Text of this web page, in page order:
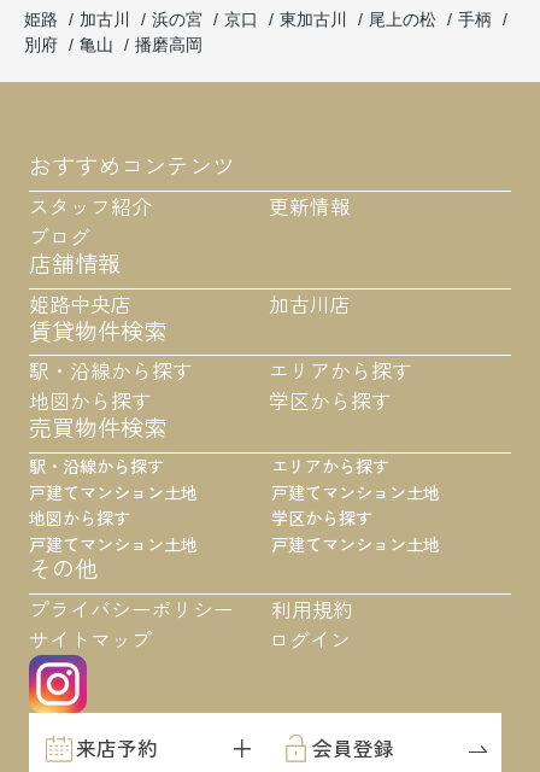
姫路
加古川 浜の宮 京口 東加古川 尾上の松
手柄
別府
亀山 播磨高岡
おすすめコンテンツ
スタッフ紹介
更新情報
ブログ
店舗情報
姫路中央店 加古川店
賃貸物件検索
駅・沿線から探す
エリアから探す
地図から探す
学区から探す
売買物件検索
駅・沿線から探す
戸建てマンション土地
地図から探す
戸建てマンション土地
エリアから探す
戸建てマンション土地
学区から探す
戸建てマンション土地
その他
プライバシーポリシー
利用規約
サイトマップ
ログイン
来店予約 会員登録